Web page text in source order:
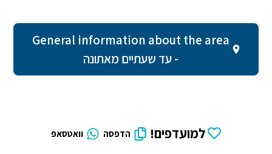
General information about the area
- עד שעתיים מאתונה
למועדפים! הדפסה וואטסאפ